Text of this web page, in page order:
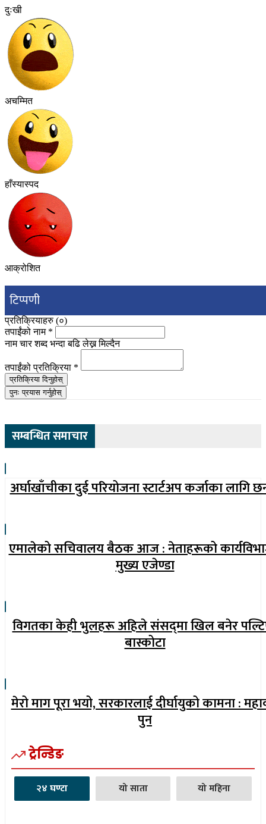
दुःखी
अचम्मित
हाँस्यास्पद
आक्रोशित
टिप्पणी
प्रतिक्रियाहरु (०)
तपाईंको नाम *
नाम चार शब्द भन्दा बढि लेख्न मिल्दैन
तपाईंको प्रतिक्रिया *
प्रतिक्रिया दिनुहोस्
पुनः प्रयास गर्नुहोस्
सम्बन्धित समाचार
अर्घाखाँचीका दुई परियोजना स्टार्टअप कर्जाका लागि
एमालेको सचिवालय बैठक आज : नेताहरूको
मुख्य एजेण्डा
विगतका केही भुलहरू अहिले संसद्‍मा खिल बनेर
बास्कोटा
मेरो माग पूरा भयो, सरकारलाई दीर्घायुको कामना :
पुन
ट्रेन्डिङ
२४ घण्टा यो साता यो महिना